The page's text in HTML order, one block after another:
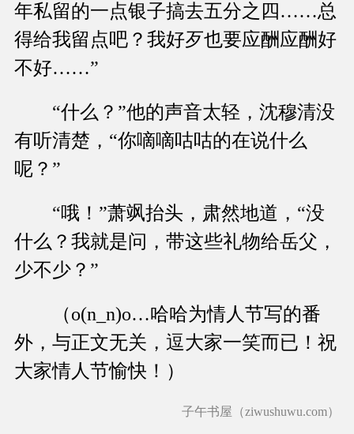
年私留的一点银子搞去五分之四……总
得给我留点吧？我好歹也要应酬应酬好
不好……”
“什么？”他的声音太轻，沈穆清没
有听清楚，“你嘀嘀咕咕的在说什么
呢？”
“哦！”萧飒抬头，肃然地道，“没
什么？我就是问，带这些礼物给岳父，
少不少？”
（o(n_n)o…哈哈为情人节写的番
外，与正文无关，逗大家一笑而已！祝
大家情人节愉快！）
子午书屋（ziwushuwu.com）